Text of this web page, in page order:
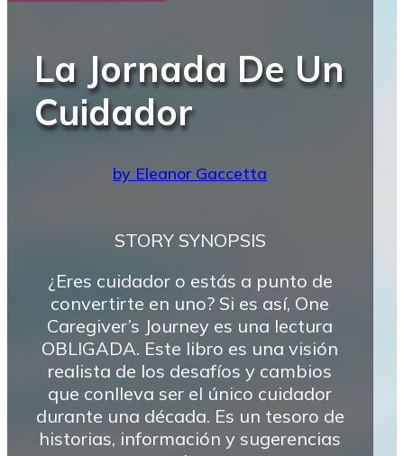
La Jornada De Un
Cuidador
by Eleanor Gaccetta
STORY SYNOPSIS
¿Eres cuidador o estás a punto de
convertirte en uno? Si es así, One
Caregiver’s Journey es una lectura
OBLIGADA. Este libro es una visión
realista de los desafíos y cambios
que conlleva ser el único cuidador
durante una década. Es un tesoro de
historias, información y sugerencias